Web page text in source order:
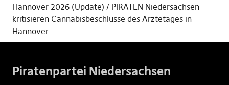
Hannover 2026 (Update)
PIRATEN Niedersachsen
kritisieren Cannabisbeschlüsse des Ärztetages in
Hannover
Piratenpartei Niedersachsen